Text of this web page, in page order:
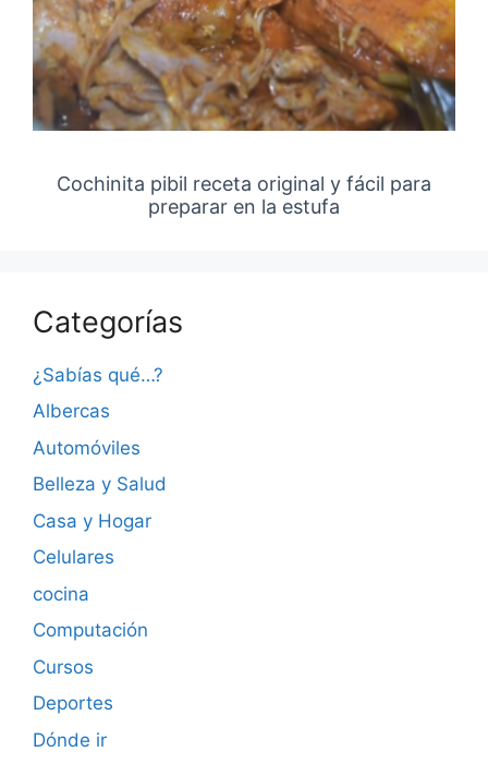
Cochinita pibil receta original y fácil para
preparar en la estufa
Categorías
¿Sabías qué…?
Albercas
Automóviles
Belleza y Salud
Casa y Hogar
Celulares
cocina
Computación
Cursos
Deportes
Dónde ir